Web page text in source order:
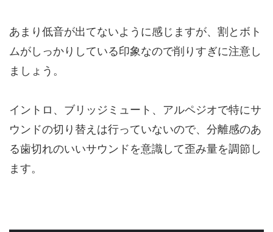
あまり低音が出てないように感じますが、割とボト
ムがしっかりしている印象なので削りすぎに注意し
ましょう。
イントロ、ブリッジミュート、アルペジオで特にサ
ウンドの切り替えは行っていないので、分離感のあ
る歯切れのいいサウンドを意識して歪み量を調節し
ます。